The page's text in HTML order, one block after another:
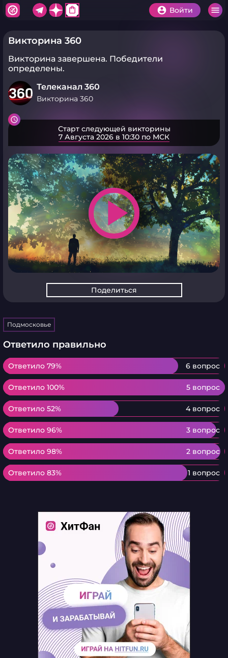
shopping_bag Войти
Викторина 360
Викторина завершена. Победители
определены.
Телеканал 360
Викторина 360
Старт следующей викторины
7 Августа 2026 в 10:30 по МСК
play_arrow
Поделиться
Подмосковье
Ответило правильно
Ответило 79% 6 вопрос
Ответило 79%
Ответило 100% 5 вопрос
Ответило 100%
Ответило 52% 4 вопрос
Ответило 52%
Ответило 96% 3 вопрос
Ответило 96%
Ответило 98% 2 вопрос
Ответило 98%
Ответило 83% 1 вопрос
Ответило 83%